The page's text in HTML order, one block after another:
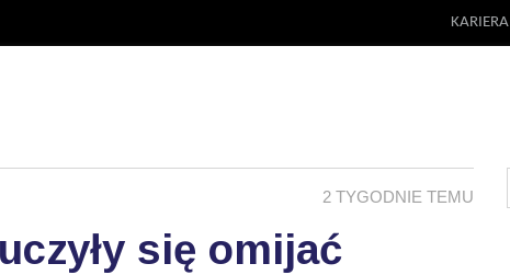
KARIERA
2 TYGODNIE TEMU
się omijać